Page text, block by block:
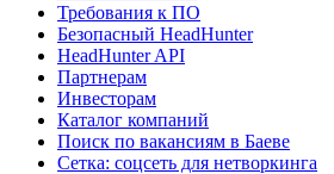
Требования к ПО
Безопасный HeadHunter
HeadHunter API
Партнерам
Инвесторам
Каталог компаний
Поиск по вакансиям в Баеве
Сетка: соцсеть для нетворкинга